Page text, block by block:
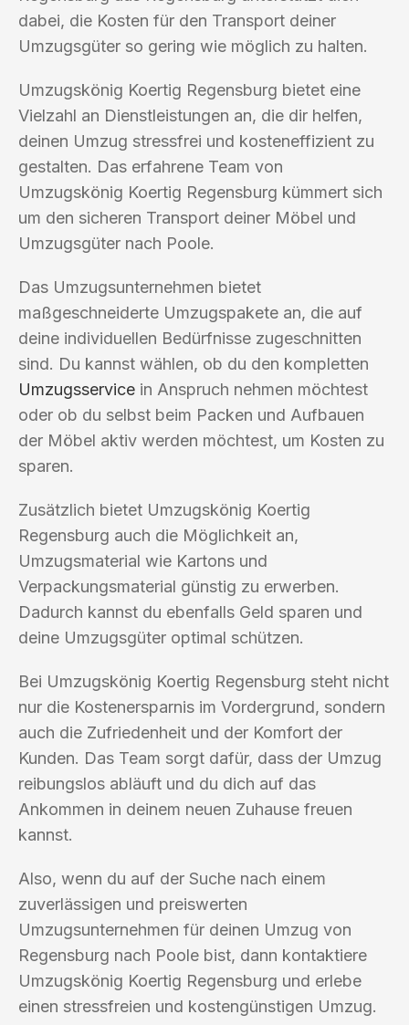
dabei, die Kosten für den Transport deiner
Umzugsgüter so gering wie möglich zu halten.
Umzugskönig Koertig Regensburg bietet eine
Vielzahl an Dienstleistungen an, die dir helfen,
deinen Umzug stressfrei und kosteneffizient zu
gestalten. Das erfahrene Team von
Umzugskönig Koertig Regensburg kümmert sich
um den sicheren Transport deiner Möbel und
Umzugsgüter nach Poole.
Das Umzugsunternehmen bietet
maßgeschneiderte Umzugspakete an, die auf
deine individuellen Bedürfnisse zugeschnitten
sind. Du kannst wählen, ob du den kompletten
Umzugsservice in Anspruch nehmen möchtest
oder ob du selbst beim Packen und Aufbauen
der Möbel aktiv werden möchtest, um Kosten zu
sparen.
Zusätzlich bietet Umzugskönig Koertig
Regensburg auch die Möglichkeit an,
Umzugsmaterial wie Kartons und
Verpackungsmaterial günstig zu erwerben.
Dadurch kannst du ebenfalls Geld sparen und
deine Umzugsgüter optimal schützen.
Bei Umzugskönig Koertig Regensburg steht nicht
nur die Kostenersparnis im Vordergrund, sondern
auch die Zufriedenheit und der Komfort der
Kunden. Das Team sorgt dafür, dass der Umzug
reibungslos abläuft und du dich auf das
Ankommen in deinem neuen Zuhause freuen
kannst.
Also, wenn du auf der Suche nach einem
zuverlässigen und preiswerten
Umzugsunternehmen für deinen Umzug von
Regensburg nach Poole bist, dann kontaktiere
Umzugskönig Koertig Regensburg und erlebe
einen stressfreien und kostengünstigen Umzug.